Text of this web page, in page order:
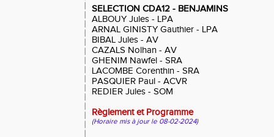
SELECTION CDA12 - BENJAMINS
ALBOUY Jules - LPA
ARNAL GINISTY Gauthier - LPA
BIBAL Jules - AV
CAZALS Nolhan - AV
GHENIM Nawfel - SRA
LACOMBE Corenthin - SRA
PASQUIER Paul - ACVR
REDIER Jules - SOM
Règlement et Programme
(Horaire mis à jour le 08-02-2024)